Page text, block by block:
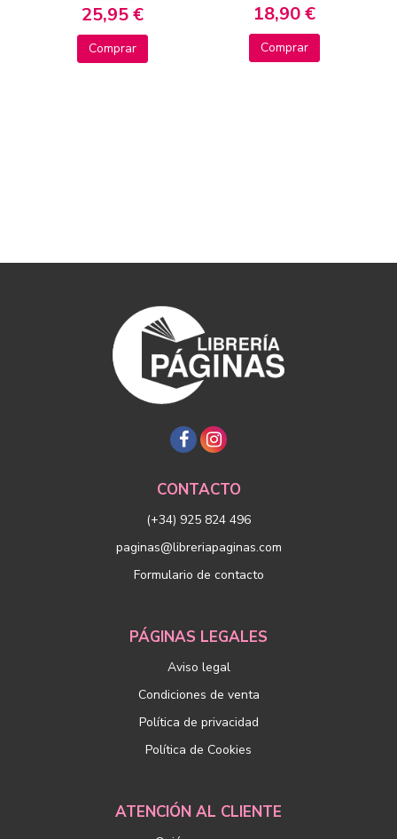
25,95 €
Comprar
18,90 €
Comprar
CONTACTO
(+34) 925 824 496
paginas@libreriapaginas.com
Formulario de contacto
PÁGINAS LEGALES
Aviso legal
Condiciones de venta
Política de privacidad
Política de Cookies
ATENCIÓN AL CLIENTE